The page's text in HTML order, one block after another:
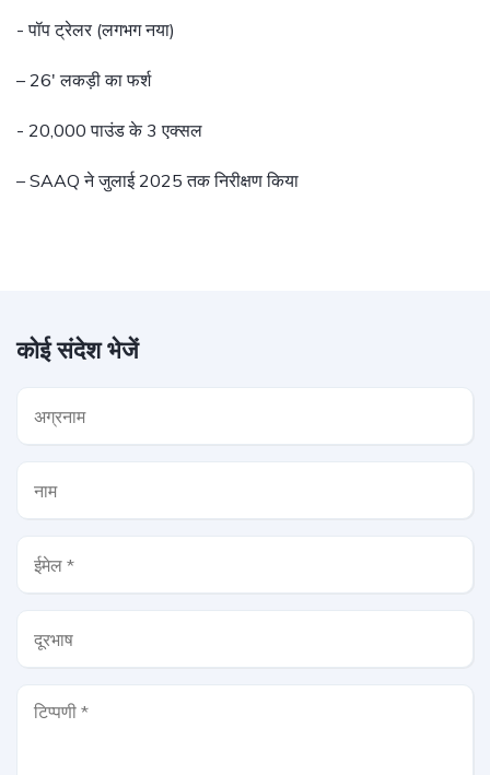
- पॉप ट्रेलर (लगभग नया)
– 26′ लकड़ी का फर्श
- 20,000 पाउंड के 3 एक्सल
– SAAQ ने जुलाई 2025 तक निरीक्षण किया
कोई संदेश भेजें